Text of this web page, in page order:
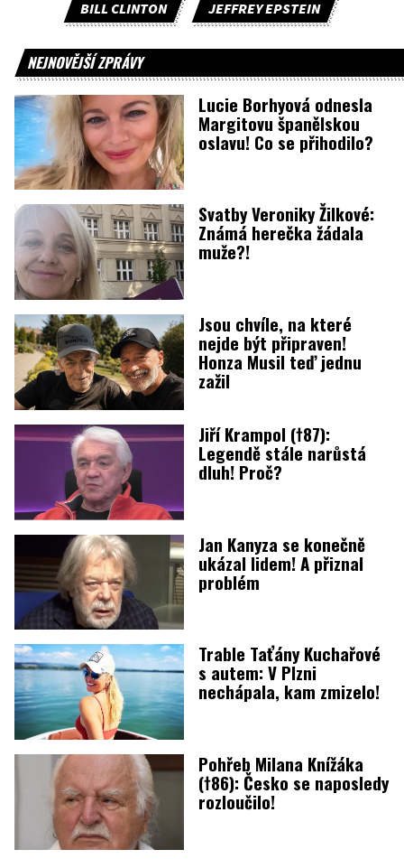
BILL CLINTON JEFFREY EPSTEIN
NEJNOVĚJŠÍ ZPRÁVY
Lucie Borhyová odnesla
Margitovu španělskou
oslavu! Co se přihodilo?
Svatby Veroniky Žilkové:
Známá herečka žádala
muže?!
Jsou chvíle, na které
nejde být připraven!
Honza Musil teď jednu
zažil
Jiří Krampol (†87):
Legendě stále narůstá
dluh! Proč?
Jan Kanyza se konečně
ukázal lidem! A přiznal
problém
Trable Taťány Kuchařové
s autem: V Plzni
nechápala, kam zmizelo!
Pohřeb Milana Knížáka
(†86): Česko se naposledy
rozloučilo!